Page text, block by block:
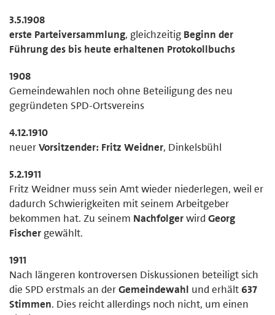
3.5.1908
erste Parteiversammlung, gleichzeitig Beginn der
Führung des bis heute erhaltenen Protokollbuchs
1908
Gemeindewahlen noch ohne Beteiligung des neu
gegründeten SPD-Ortsvereins
4.12.1910
neuerVorsitzender: Fritz Weidner, Dinkelsbühl
5.2.1911
Fritz Weidner muss sein Amt wieder niederlegen, weil er
dadurch Schwierigkeiten mit seinem Arbeitgeber
bekommen hat. Zu seinem Nachfolgerwird Georg
Fischer gewählt.
1911
Nach längeren kontroversen Diskussionen beteiligt sich
die SPD erstmals an derGemeindewahl und erhält 637
Stimmen. Dies reicht allerdings noch nicht, um einen